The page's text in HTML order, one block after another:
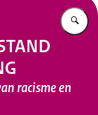
racisme en